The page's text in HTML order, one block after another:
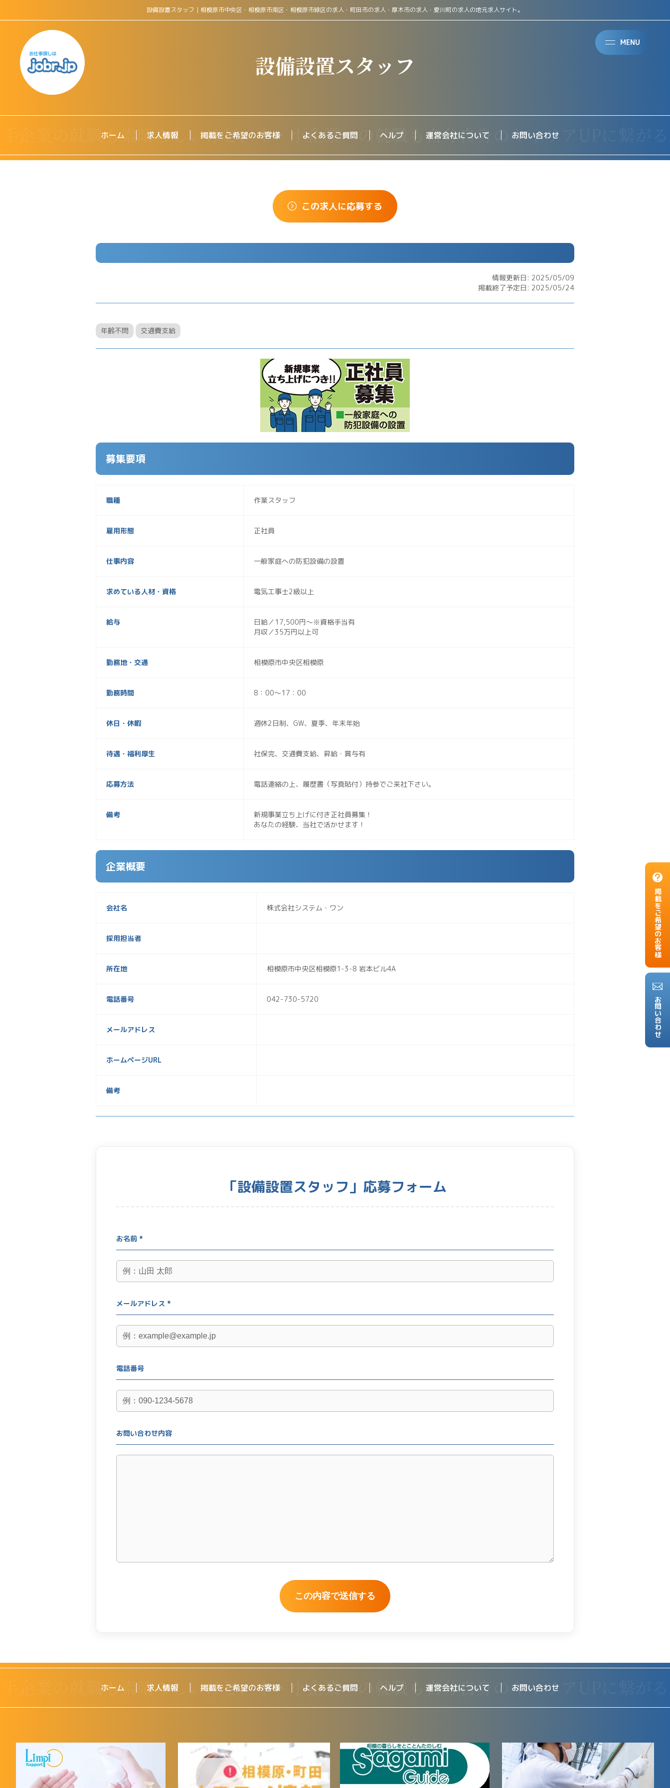
MENU
掲載をご希望のお客様
お問い合わせ
設備設置スタッフ｜相模原市中央区・相模原市南区・相模原市緑区の求人・町田市の求人・厚木市の求人・愛川町の求人の地元求人サイト。
設備設置スタッフ
ホーム 求人情報 掲載をご希望のお客様 よくあるご質問 ヘルプ 運営会社について お問い合わせ
この求人に応募する
情報更新日: 2025/05/09
掲載終了予定日: 2025/05/24
年齢不問 交通費支給
募集要項
職種 作業スタッフ
雇用形態 正社員
仕事内容 一般家庭への防犯設備の設置
求めている人材・資格 電気工事士2級以上
給与
日給／17,500円～※資格手当有
月収／35万円以上可
勤務地・交通 相模原市中央区相模原
勤務時間 8：00～17：00
休日・休暇 週休2日制、GW、夏季、年末年始
待遇・福利厚生 社保完、交通費支給、昇給・賞与有
応募方法 電話連絡の上、履歴書（写真貼付）持参でご来社下さい。
備考
新規事業立ち上げに付き正社員募集！
あなたの経験、当社で活かせます！
企業概要
会社名 株式会社システム・ワン
採用担当者
所在地 相模原市中央区相模原1-3-8 岩本ビル4A
電話番号 042-730-5720
メールアドレス
ホームページURL
備考
「設備設置スタッフ」応募フォーム
お名前 *
メールアドレス *
電話番号
お問い合わせ内容
ホーム 求人情報 掲載をご希望のお客様 よくあるご質問 ヘルプ 運営会社について お問い合わせ